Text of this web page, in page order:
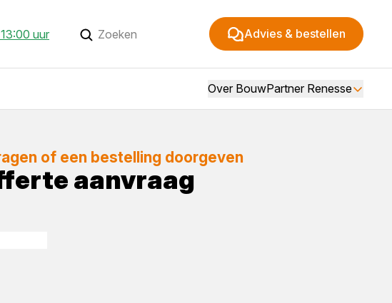
uur Advies & bestellen
Over BouwPartner Renesse
of een bestelling doorgeven
aanvraag